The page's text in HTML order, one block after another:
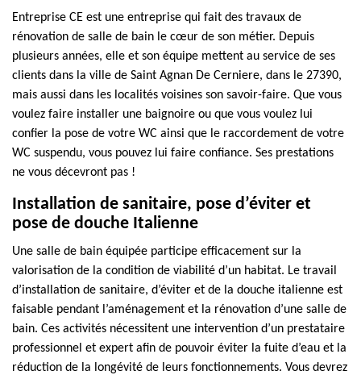
Entreprise CE est une entreprise qui fait des travaux de
rénovation de salle de bain le cœur de son métier. Depuis
plusieurs années, elle et son équipe mettent au service de ses
clients dans la ville de Saint Agnan De Cerniere, dans le 27390,
mais aussi dans les localités voisines son savoir-faire. Que vous
voulez faire installer une baignoire ou que vous voulez lui
confier la pose de votre WC ainsi que le raccordement de votre
WC suspendu, vous pouvez lui faire confiance. Ses prestations
ne vous décevront pas !
Installation de sanitaire, pose d’éviter et
pose de douche Italienne
Une salle de bain équipée participe efficacement sur la
valorisation de la condition de viabilité d’un habitat. Le travail
d’installation de sanitaire, d’éviter et de la douche italienne est
faisable pendant l’aménagement et la rénovation d’une salle de
bain. Ces activités nécessitent une intervention d’un prestataire
professionnel et expert afin de pouvoir éviter la fuite d’eau et la
réduction de la longévité de leurs fonctionnements. Vous devrez